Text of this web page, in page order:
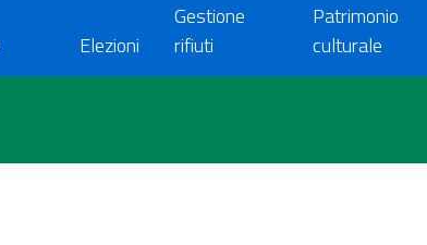
Elezioni
Gestione
rifiuti
Patrimonio
culturale